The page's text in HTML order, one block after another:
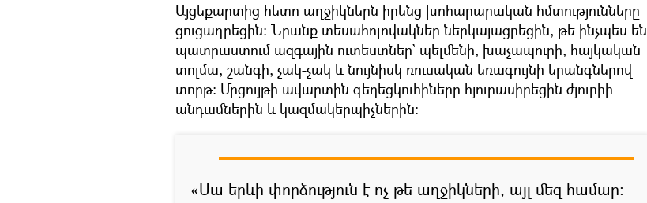
Այցեքարտից հետո աղջիկներն իրենց խոհարարական հմտությունները
ցուցադրեցին։ Նրանք տեսահոլովակներ ներկայացրեցին, թե ինչպես են
պատրաստում ազգային ուտեստներ` պելմենի, խաչապուրի, հայկական
տոլմա, շանգի, չակ-չակ և նույնիսկ ռուսական եռագույնի երանգներով
տորթ։ Մրցույթի ավարտին գեղեցկուհիները հյուրասիրեցին ժյուրիի
անդամներին և կազմակերպիչներին։
«Սա երևի փորձություն է ոչ թե աղջիկների, այլ մեզ համար։